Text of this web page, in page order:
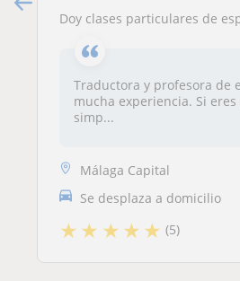
Doy clases particulares de español
Traductora y profesora de
mucha experiencia. Si
simp...
Málaga Capital
Se desplaza a domicilio
★★ ★★★ (5)